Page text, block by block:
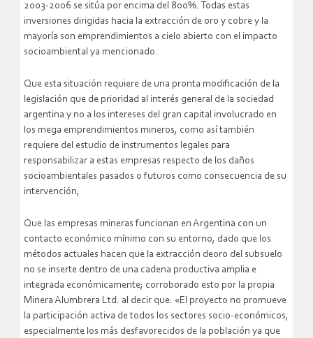
2003-2006 se sitúa por encima del 800%. Todas estas
inversiones dirigidas hacia la extracción de oro y cobre y la
mayoría son emprendimientos a cielo abierto con el impacto
socioambiental ya mencionado.
Que esta situación requiere de una pronta modificación de la
legislación que de prioridad al interés general de la sociedad
argentina y no a los intereses del gran capital involucrado en
los mega emprendimientos mineros, como así también
requiere del estudio de instrumentos legales para
responsabilizar a estas empresas respecto de los daños
socioambientales pasados o futuros como consecuencia de su
intervención;
Que las empresas mineras funcionan en Argentina con un
contacto económico mínimo con su entorno, dado que los
métodos actuales hacen que la extracción deoro del subsuelo
no se inserte dentro de una cadena productiva amplia e
integrada económicamente; corroborado esto por la propia
Minera Alumbrera Ltd. al decir que: «El proyecto no promueve
la participación activa de todos los sectores socio-económicos,
especialmente los más desfavorecidos de la población ya que